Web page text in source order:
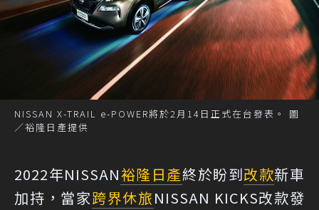
NISSAN X-TRAIL e-POWER將於2月14日正式在台發表。 圖
／裕隆日產提供
2022年NISSAN裕隆日產終於盼到改款新車
加持，當家跨界休旅NISSAN KICKS改款發